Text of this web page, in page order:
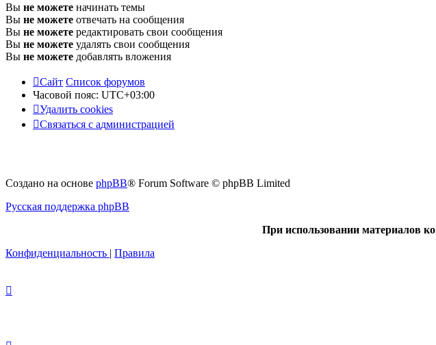
Вы не можете начинать темы
Вы не можете отвечать на сообщения
Вы не можете редактировать свои сообщения
Вы не можете удалять свои сообщения
Вы не можете добавлять вложения
Сайт Список форумов
Часовой пояс: UTC+03:00
Удалить cookies
Связаться с администрацией
Создано на основе phpBB® Forum Software © phpBB Limited
Русская поддержка phpBB
При использовании материалов
Конфиденциальность | Правила